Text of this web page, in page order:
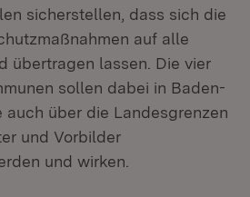
sicherstellen, dass sich die
auf alle
übertragen lassen. Die vier
sollen dabei in Baden-
über die Landesgrenzen
und Vorbilder
und wirken.